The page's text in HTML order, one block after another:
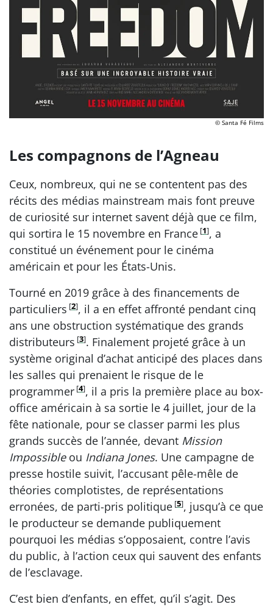
© Santa Fé Films
Les compagnons de l’Agneau
Ceux, nombreux, qui ne se contentent pas des
récits des médias mainstream mais font preuve
de curiosité sur internet savent déjà que ce film,
qui sortira le 15 novembre en France [1], a
constitué un événement pour le cinéma
américain et pour les États-Unis.
Tourné en 2019 grâce à des financements de
particuliers [2], il a en effet affronté pendant cinq
ans une obstruction systématique des grands
distributeurs [3]. Finalement projeté grâce à un
système original d’achat anticipé des places dans
les salles qui prenaient le risque de le
programmer [4], il a pris la première place au box-
office américain à sa sortie le 4 juillet, jour de la
fête nationale, pour se classer parmi les plus
grands succès de l’année, devant Mission
Impossibleou Indiana Jones. Une campagne de
presse hostile suivit, l’accusant pêle-mêle de
théories complotistes, de représentations
erronées, de parti-pris politique [5], jusqu’à ce que
le producteur se demande publiquement
pourquoi les médias s’opposaient, contre l’avis
du public, à l’action ceux qui sauvent des enfants
de l’esclavage.
C’est bien d’enfants, en effet, qu’il s’agit. Des